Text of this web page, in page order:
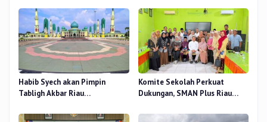
Habib Syech akan Pimpin
Tabligh Akbar Riau
Nur, Besok
Komite Sekolah Perkuat
Dukungan, SMAN Plus Riau
Pendidikan